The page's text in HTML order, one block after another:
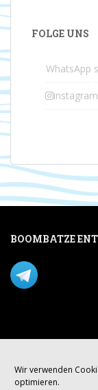
Wir verwenden
optimieren.
FOLGE UNS
WhatsApp
instagram
BOOMBATZE